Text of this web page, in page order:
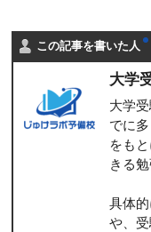
この記事を書いた人
大学
大学
でに
をも
きる
具体
や、